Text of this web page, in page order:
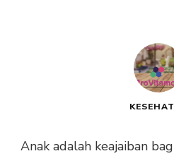
Anak adalah keajaiban